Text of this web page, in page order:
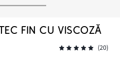
FIN CU VISCOZĂ
(20)